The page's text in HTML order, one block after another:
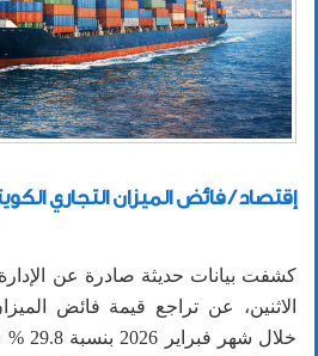
إقتصاد / فائض الميزان التجاري الكويتي
كشفت بيانات حديثة صادرة عن
الاثنين، عن تراجع قيمة فائض
خلال